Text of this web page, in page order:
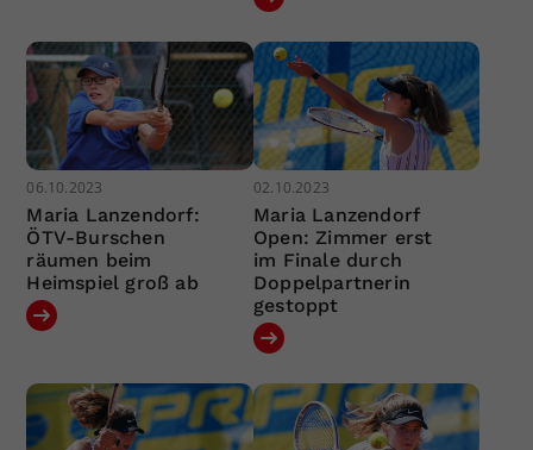
06.10.2023
Maria Lanzendorf:
ÖTV-Burschen
räumen beim
Heimspiel groß ab
02.10.2023
Maria Lanzendorf
Open: Zimmer erst
im Finale durch
Doppelpartnerin
gestoppt